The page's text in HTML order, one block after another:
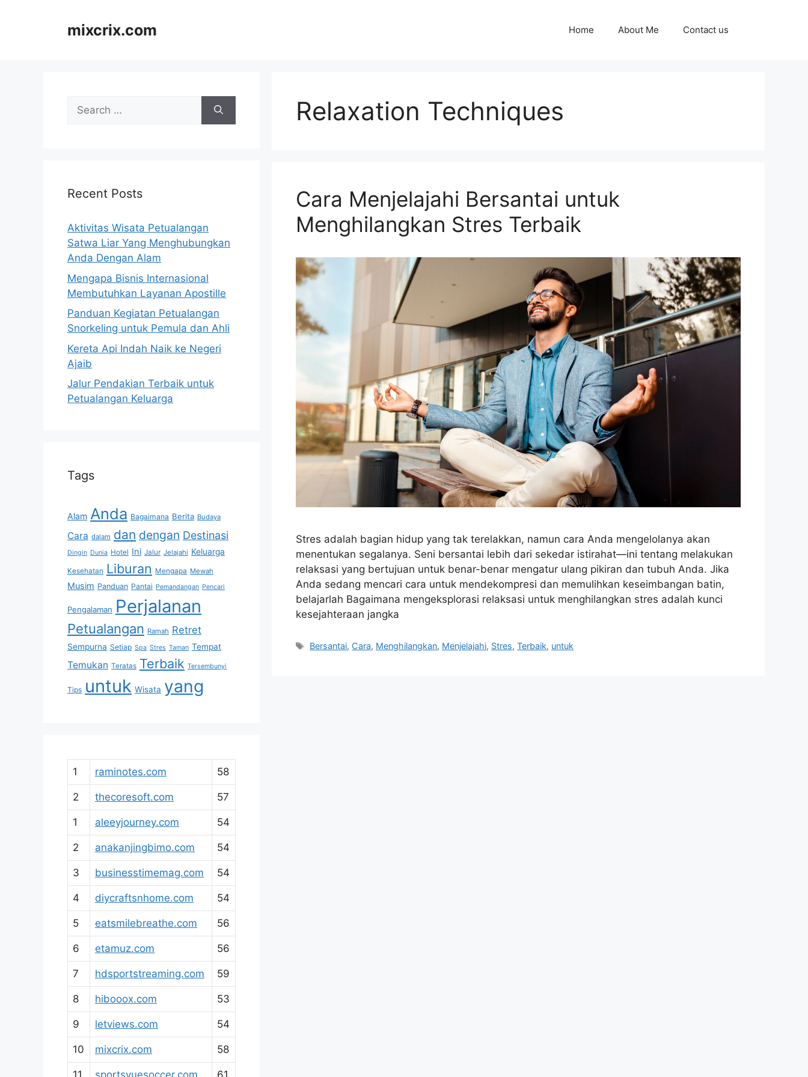
mixcrix.com Home About Me Contact us
Relaxation Techniques
Cara Menjelajahi Bersantai untuk
Menghilangkan Stres Terbaik
Stres adalah bagian hidup yang tak terelakkan, namun cara Anda mengelolanya akan
menentukan segalanya. Seni bersantai lebih dari sekedar istirahat—ini tentang melakukan
relaksasi yang bertujuan untuk benar-benar mengatur ulang pikiran dan tubuh Anda. Jika
Anda sedang mencari cara untuk mendekompresi dan memulihkan keseimbangan batin,
belajarlah Bagaimana mengeksplorasi relaksasi untuk menghilangkan stres adalah kunci
kesejahteraan jangka
Tags
Bersantai, Cara, Menghilangkan, Menjelajahi, Stres,Terbaik, untuk
Search
for:
Recent Posts
Aktivitas Wisata Petualangan
Satwa Liar Yang Menghubungkan
Anda Dengan Alam
Mengapa Bisnis Internasional
Membutuhkan Layanan Apostille
Panduan Kegiatan Petualangan
Snorkeling untuk Pemula dan Ahli
Kereta Api Indah Naik ke Negeri
Ajaib
Jalur Pendakian Terbaik untuk
Petualangan Keluarga
Tags
Alam Anda Bagaimana Berita Budaya
Cara dalam dan dengan Destinasi
Dingin Dunia Hotel Ini Jalur Jelajahi Keluarga
Kesehatan Liburan Mengapa Mewah
Musim Panduan Pantai Pemandangan Pencari
Pengalaman Perjalanan
Petualangan Ramah Retret
Sempurna Setiap Spa Stres Taman Tempat
Temukan Teratas Terbaik Tersembunyi
Tips untuk Wisata yang
1 raminotes.com 58
2 thecoresoft.com 57
1 aleeyjourney.com 54
2 anakanjingbimo.com 54
3 businesstimemag.com 54
4 diycraftsnhome.com 54
5 eatsmilebreathe.com 56
6 etamuz.com 56
7 hdsportstreaming.com 59
8 hibooox.com 53
9 letviews.com 54
10 mixcrix.com 58
11 sportsvuesoccer.com 61